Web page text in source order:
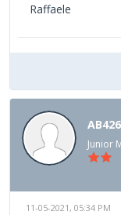
Raffaele
AB426
Junior
11-05-2021, 05:34 PM